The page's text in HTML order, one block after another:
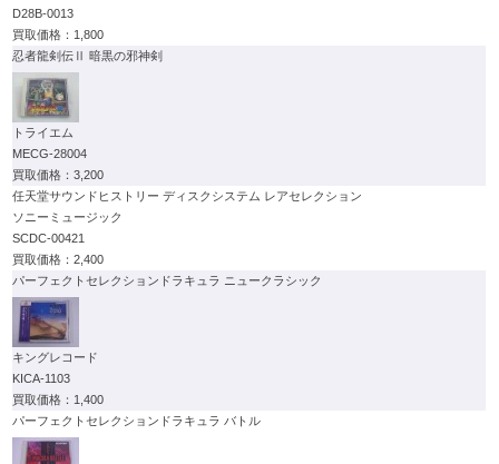
D28B-0013
1,800
忍者龍剣伝Ⅱ 暗黒の邪神剣
トライエム
MECG-28004
3,200
任天堂サウンドヒストリー ディスクシステム レアセレクション
ソニーミュージック
SCDC-00421
2,400
パーフェクトセレクションドラキュラ ニュークラシック
キングレコード
KICA-1103
1,400
パーフェクトセレクションドラキュラ バトル